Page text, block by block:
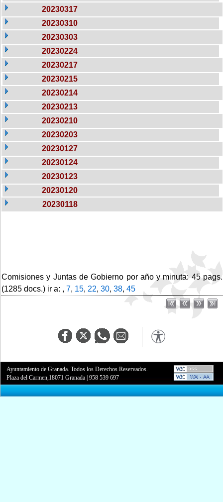
20230317
20230310
20230303
20230224
20230217
20230215
20230214
20230213
20230210
20230203
20230127
20230124
20230123
20230120
20230118
Comisiones y Juntas de Gobierno por año y minuta: 45 pags.
(1285 docs.) ir a: , 7, 15, 22, 30, 38, 45
Ayuntamiento de Granada. Todos los Derechos Reservados.
Plaza del Carmen,18071 Granada |958 539 697